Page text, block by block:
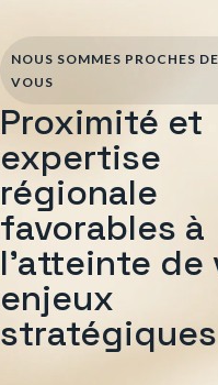
NOUS SOMMES PROCHES DE
VOUS
Proximité et
expertise
régionale
favorables à
l'atteinte de
enjeux
stratégiques